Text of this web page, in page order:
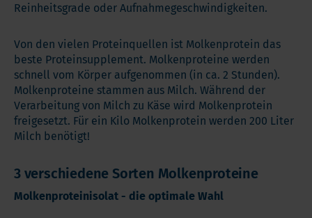
Reinheitsgrade oder Aufnahmegeschwindigkeiten.
Von den vielen Proteinquellen ist Molkenprotein das
beste Proteinsupplement. Molkenproteine werden
schnell vom Körper aufgenommen (in ca. 2 Stunden).
Molkenproteine stammen aus Milch. Während der
Verarbeitung von Milch zu Käse wird Molkenprotein
freigesetzt. Für ein Kilo Molkenprotein werden 200 Liter
Milch benötigt!
3 verschiedene Sorten Molkenproteine
Molkenproteinisolat - die optimale Wahl